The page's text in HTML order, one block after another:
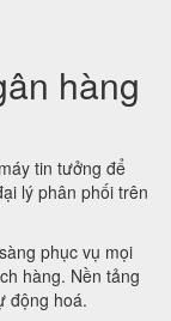
hàng
tin tưởng để
lý phân phối trên
phục vụ mọi
hàng. Nền tảng
động hoá.